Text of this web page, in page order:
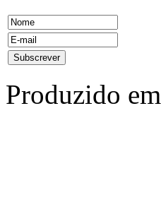
Produzido em